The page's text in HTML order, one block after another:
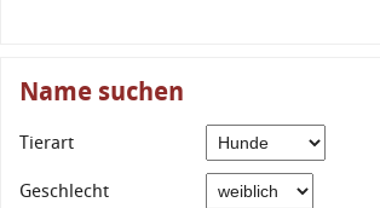
Name suchen
Tierart
Geschlecht